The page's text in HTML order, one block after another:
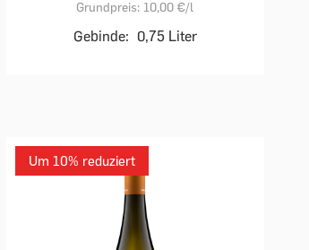
Grundpreis: 10,00 €/l
Gebinde: 0,75 Liter
Um 10% reduziert